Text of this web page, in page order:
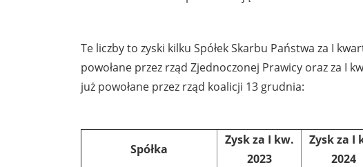
Te liczby to zyski kilku Spółek Skarbu Państwa za I
powołane przez rząd Zjednoczonej Prawicy oraz za I
już powołane przez rząd koalicji 13 grudnia:
Spółka
Zysk za I kw.
2023
Zysk za I
2024